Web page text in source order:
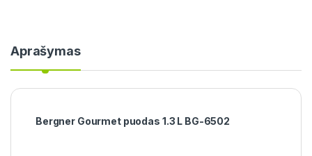
Aprašymas
Bergner Gourmet puodas 1.3 L BG-6502